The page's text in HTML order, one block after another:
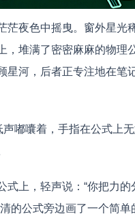
茫夜色中摇曳。窗外星光
，堆满了密密麻麻的物理
星河，后者正专注地在笔
声嘟囔着，手指在公式上
式上，轻声说：“你把力
的公式旁边画了一个简